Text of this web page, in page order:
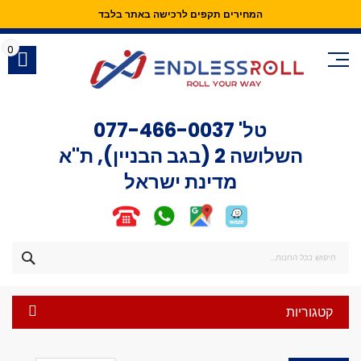
המחירים תקפים לרכישה באתר בלבד
Skip
Content
טל' 077-466-0037
השלושה 2 (בגב הבניין), ת"א
מדינת ישראל
0
קטגוריות